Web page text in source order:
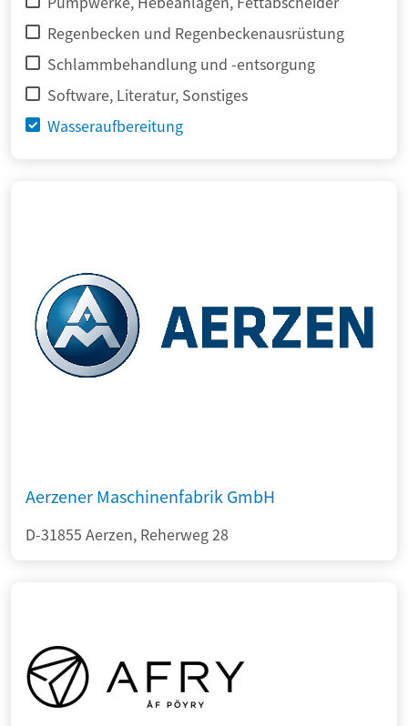
Regenbecken und Regenbeckenausrüstung
Schlammbehandlung und -entsorgung
Software, Literatur, Sonstiges
Wasseraufbereitung
Aerzener Maschinenfabrik GmbH
D-31855 Aerzen, Reherweg 28